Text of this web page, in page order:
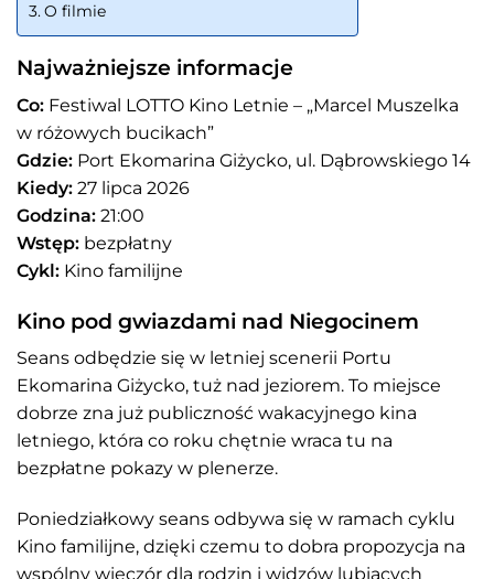
O filmie
Najważniejsze informacje
Co: Festiwal LOTTO Kino Letnie – „Marcel Muszelka
w różowych bucikach”
Gdzie: Port Ekomarina Giżycko, ul. Dąbrowskiego 14
Kiedy: 27 lipca 2026
Godzina: 21:00
Wstęp: bezpłatny
Cykl: Kino familijne
Kino pod gwiazdami nad Niegocinem
Seans odbędzie się w letniej scenerii Portu
Ekomarina Giżycko, tuż nad jeziorem. To miejsce
dobrze zna już publiczność wakacyjnego kina
letniego, która co roku chętnie wraca tu na
bezpłatne pokazy w plenerze.
Poniedziałkowy seans odbywa się w ramach cyklu
Kino familijne, dzięki czemu to dobra propozycja na
wspólny wieczór dla rodzin i widzów lubiących